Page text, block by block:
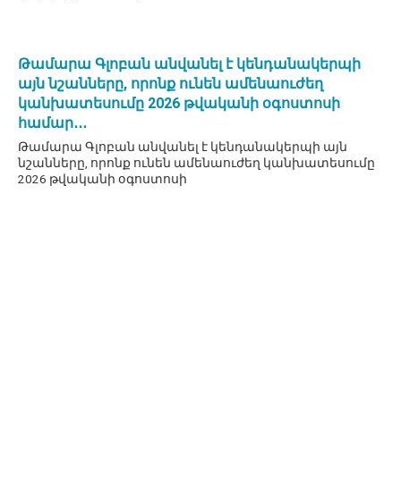
Թամարա Գլոբան անվանել է կենդանակերպի
այն նշանները, որոնք ունեն ամենաուժեղ
կանխատեսումը 2026 թվականի օգոստոսի
համար․․․
Թամարա Գլոբան անվանել է կենդանակերպի այն
նշանները, որոնք ունեն ամենաուժեղ կանխատեսումը
2026 թվականի օգոստոսի